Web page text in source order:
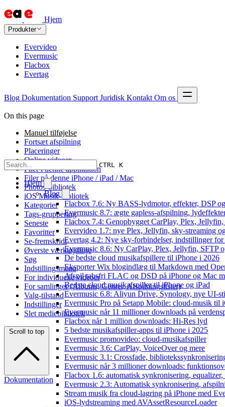
Hjem
Produkter
Evervideo
Evermusic
Flacbox
Evertag
Blog Dokumentation Support Juridisk Kontakt Om os
CTRL K
Hjem
Blog
Flacbox 7.6: Ny BASS-lydmotor, effekter, DSP
Evermusic 8.7: ægte gapless-afspilning,
Flacbox 7.4: Genopbygget CarPlay, Plex,
Evervideo 1.7: nye Plex, Jellyfin, sky-streaming
Evertag 4.2: Nye sky-forbindelser, indstillinger
Evermusic 8.6: Ny CarPlay, Plex, Jellyfin, SFTP
De bedste cloud musikafspillere til iPhone i 2026
Eksporter Wix blogindlæg til Markdown med
Afspil tabsfri FLAC og DSD på iPhone og Mac
Bedste cloud musikafspiller til iPhone og iPad
Evermusic 6.8: Aliyun Drive, Synology, nye UI-
Evermusic Pro på Setapp Mobile: cloud-musik til
Evermusic når 11 millioner downloads på
Flacbox når 1 million downloads: Hi-Res lyd
5 bedste musikafspiller-apps til iPhone i 2025
Evermusic promovideo: cloud-musikafspiller
Evermusic 3.6: CarPlay, VoiceOver og mere
Evermusic 3.1: Crossfade,
Evermusic når 3 millioner downloads:
Flacbox 1.6: automatisk synkronisering,
Evermusic 2.3: Automatisk synkronisering,
Stream musik fra cloud-lagring på iPhone med
iOS-lydstreaming med AVAssetResourceLoader
On this page
Manuel tilføjelse
Fortsæt afspilning
Placeringer
Online videoer
Filer i denne applikation
Filer på denne iPhone / iPad / Mac
Photos-bibliotek
iOS Musik-bibliotek
Kategorier
Tags-gruppering
Seneste
Favoritter
Se-fremskridt
Øverste værktøjslinje
Søg
Indstillingsmenu
For individuelle videoer
For samlinger (Albums, Genrer, Afspilningslister)
Valg-tilstand
Indstillinger
Slet mediebibliotek
Scroll to top
Dokumentation